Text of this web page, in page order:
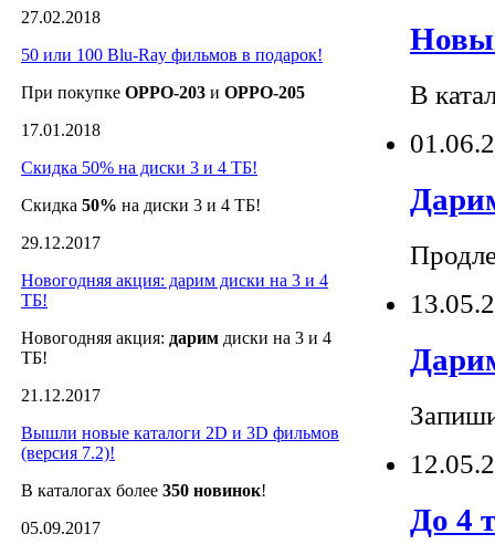
27.02.2018
50 или 100 Blu-Ray фильмов в подарок!
При покупке OPPO-203 и OPPO-205
17.01.2018
Скидка 50% на диски 3 и 4 ТБ!
Скидка 50% на диски 3 и 4 ТБ!
29.12.2017
Новогодняя акция: дарим диски на 3 и 4
ТБ!
Новогодняя акция: дарим диски на 3 и 4
ТБ!
21.12.2017
Вышли новые каталоги 2D и 3D фильмов
(версия 7.2)!
В каталогах более 350 новинок!
05.09.2017
В
До 4